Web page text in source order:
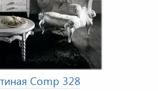
Comp 328